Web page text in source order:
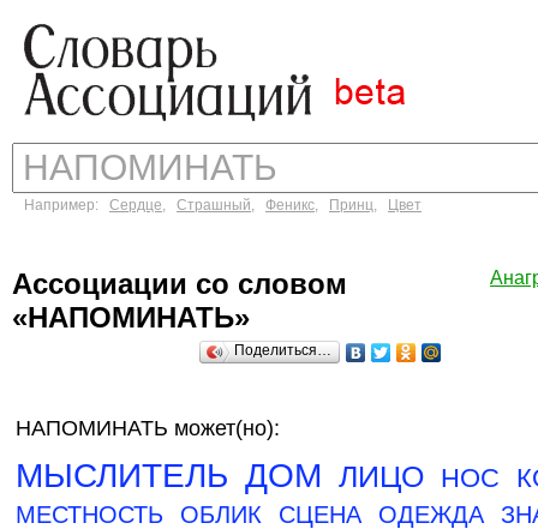
Например: Сердце, Страшный, Феникс, Принц, Цвет
Ассоциации со словом
«НАПОМИНАТЬ»
Поделиться…
НАПОМИНАТЬ может(но):
МЫСЛИТЕЛЬ ДОМ ЛИЦО НОС
МЕСТНОСТЬ ОБЛИК СЦЕНА ОДЕЖДА